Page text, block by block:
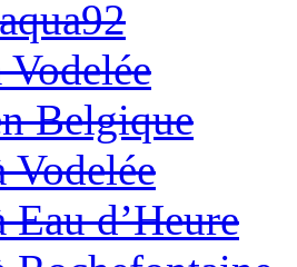
Belgique
d’Heure